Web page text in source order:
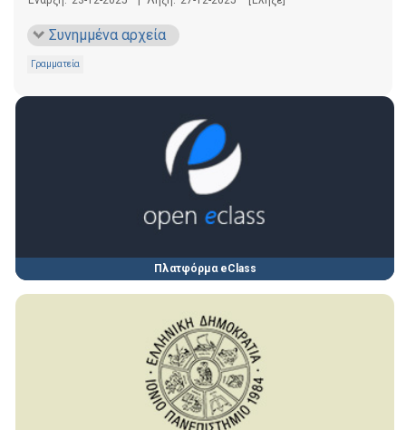
Συνημμένα αρχεία
Γραμματεία
Πλατφόρμα eClass